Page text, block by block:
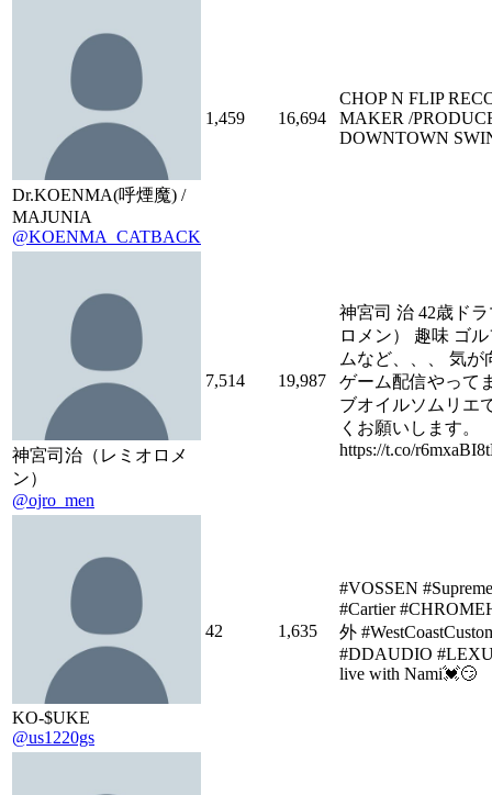
Dr.KOENMA(呼煙魔) /
MAJUNIA
@KOENMA_CATBACK
1,459 16,694
CHOP N FLIP
MAKER /
DOWNTOWN
神宮司治（レミオロメ
ン）
@ojro_men
7,514 19,987
神宮司 治 42歳ド
ロメン） 趣味 ゴ
ムなど、、、 気が
ゲーム配信やって
ブオイルソムリエ
くお願いします。
https://t.co/
KO-$UKE
@us1220gs
42 1,635
#VOSSEN
#Cartier
外
#DDAUDIO
live with Nami💓😏